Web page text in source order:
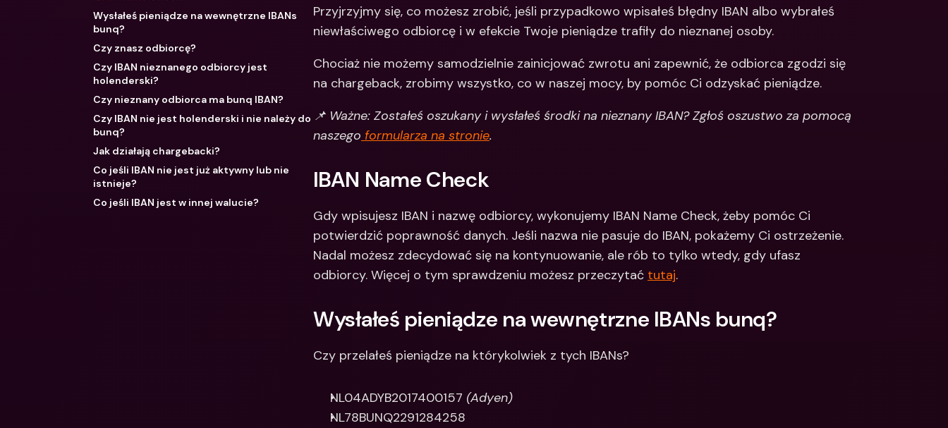
Międzynarodowe konta
bankowe & Zagraniczne
Integrations
Międzynarodowe konta
waluty
Wysłałeś pieniądze na wewnętrzne IBANs
bunq?
Czy znasz odbiorcę?
Czy IBAN nieznanego odbiorcy jest
holenderski?
Czy nieznany odbiorca ma bunq IBAN?
Czy IBAN nie jest holenderski i nie należy do
bunq?
Jak działają chargebacki?
Co jeśli IBAN nie jest już aktywny lub nie
istnieje?
Co jeśli IBAN jest w innej walucie?
Przyjrzyjmy się, co możesz zrobić, jeśli przypadkowo wpisałeś błędny IBAN albo wybrałeś
niewłaściwego odbiorcę i w efekcie Twoje pieniądze trafiły do nieznanej osoby.
Chociaż nie możemy samodzielnie zainicjować zwrotu ani zapewnić, że odbiorca zgodzi się
na chargeback, zrobimy wszystko, co w naszej mocy, by pomóc Ci odzyskać pieniądze.
📌 Ważne: Zostałeś oszukany i wysłałeś środki na nieznany IBAN? Zgłoś oszustwo za pomocą
naszego formularza na stronie.
IBAN Name Check
Gdy wpisujesz IBAN i nazwę odbiorcy, wykonujemy IBAN Name Check, żeby pomóc Ci
potwierdzić poprawność danych. Jeśli nazwa nie pasuje do IBAN, pokażemy Ci ostrzeżenie.
Nadal możesz zdecydować się na kontynuowanie, ale rób to tylko wtedy, gdy ufasz
odbiorcy. Więcej o tym sprawdzeniu możesz przeczytać tutaj.
Wysłałeś pieniądze na wewnętrzne IBANs bunq?
Czy przelałeś pieniądze na którykolwiek z tych IBANs?
NL04ADYB2017400157 (Adyen)
NL78BUNQ2291284258